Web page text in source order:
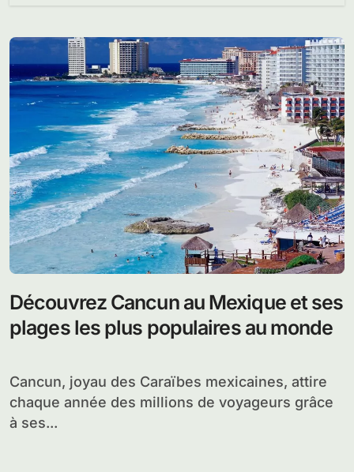
Découvrez Cancun au Mexique et ses
plages les plus populaires au monde
Cancun, joyau des Caraïbes mexicaines, attire
chaque année des millions de voyageurs grâce
à ses...